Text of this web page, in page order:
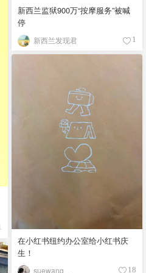
新西兰监狱900万“按摩服务”被喊
停
新西兰发现君 1
在小红书纽约办公室给小红书庆
生！
suewang__ 18